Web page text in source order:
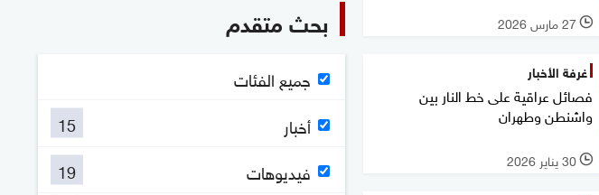
l 27 مارس 2026
غرفة الأخبار
فصائل عراقية على خط النار بين
واشنطن وطهران
l 30 يناير 2026
بحث متقدم
جميع الفئات
أخبار
15
فيديوهات
19